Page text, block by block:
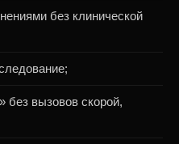
без клинической
без вызовов скорой,